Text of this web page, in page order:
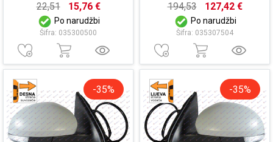
22,51 15,76 €
Po narudžbi
Šifra: 035300500
STAKLO)
194,53 127,42 €
Po narudžbi
Šifra: 035307504
-35% -35%